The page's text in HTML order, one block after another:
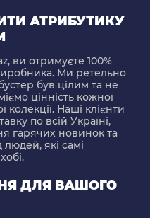
АТРИБУТИКУ
ви отримуєте 100%
Ми ретельно
був цілим та не
цінність кожної
колекції. Наші клієнти
по всій Україні,
гарячих новинок та
людей, які самі
ДЛЯ ВАШОГО